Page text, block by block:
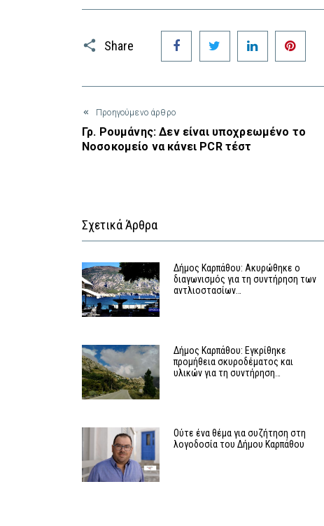
Share
Facebook Twitter LinkedIn
Προηγούμενο άρθρο
Γρ. Ρουμάνης: Δεν είναι υποχρεωμένο το
Νοσοκομείο να κάνει PCR τέστ
Σχετικά Άρθρα
Δήμος Καρπάθου: Ακυρώθηκε ο
διαγωνισμός για τη συντήρηση των
αντλιοστασίων…
Δήμος Καρπάθου: Εγκρίθηκε
προμήθεια σκυροδέματος και
υλικών για τη συντήρηση…
Ούτε ένα θέμα για συζήτηση στη
λογοδοσία του Δήμου Καρπάθου